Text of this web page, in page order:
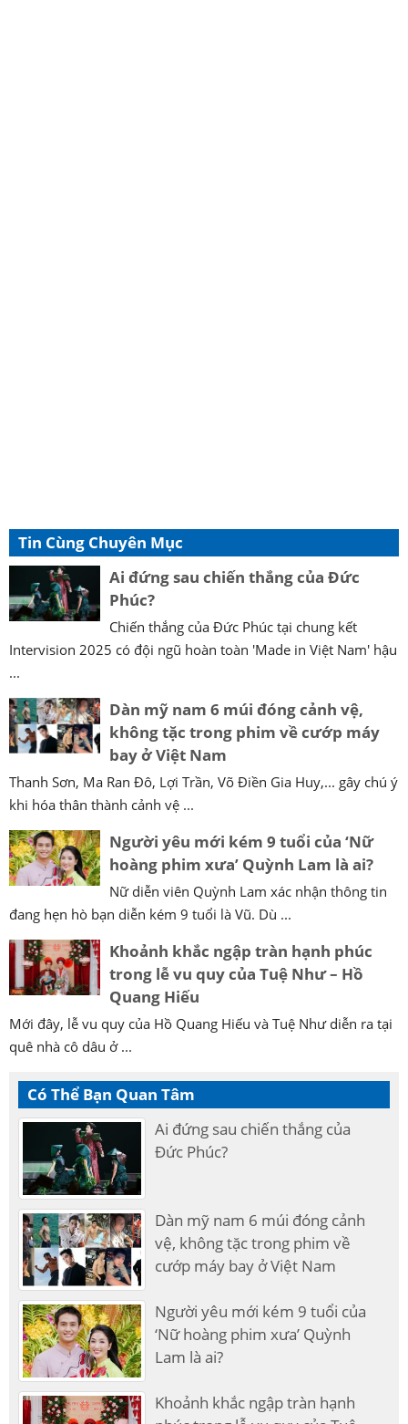
Tin Cùng Chuyên Mục
Ai đứng sau chiến thắng của Đức
Phúc?
Chiến thắng của Đức Phúc tại chung kết
Intervision 2025 có đội ngũ hoàn toàn 'Made in Việt Nam' hậu
...
Dàn mỹ nam 6 múi đóng cảnh vệ,
không tặc trong phim về cướp máy
bay ở Việt Nam
Thanh Sơn, Ma Ran Đô, Lợi Trần, Võ Điền Gia Huy,... gây chú ý
khi hóa thân thành cảnh vệ ...
Người yêu mới kém 9 tuổi của ‘Nữ
hoàng phim xưa’ Quỳnh Lam là ai?
Nữ diễn viên Quỳnh Lam xác nhận thông tin
đang hẹn hò bạn diễn kém 9 tuổi là Vũ. Dù ...
Khoảnh khắc ngập tràn hạnh phúc
trong lễ vu quy của Tuệ Như – Hồ
Quang Hiếu
Mới đây, lễ vu quy của Hồ Quang Hiếu và Tuệ Như diễn ra tại
quê nhà cô dâu ở ...
Có Thể Bạn Quan Tâm
Ai đứng sau chiến thắng của
Đức Phúc?
Dàn mỹ nam 6 múi đóng cảnh
vệ, không tặc trong phim về
cướp máy bay ở Việt Nam
Người yêu mới kém 9 tuổi của
‘Nữ hoàng phim xưa’ Quỳnh
Lam là ai?
Khoảnh khắc ngập tràn hạnh